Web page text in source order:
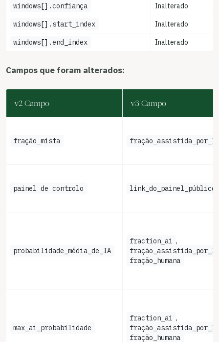
windows[].confiança Inalterado
windows[].start_index Inalterado
windows[].end_index Inalterado
Campos que foram alterados:
v2 Campo v3 Campo
fração_mista
painel de controlo link_do_painel_público
probabilidade_média_de_IA
fraction_ai ,
fração_humana
max_ai_probabilidade
fraction_ai ,
fração_humana